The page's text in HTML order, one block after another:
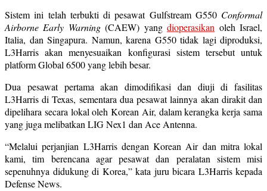
Sistem ini telah terbukti di pesawat Gulfstream G550 Conformal
Airborne Early Warning(CAEW) yangdioperasikan oleh Israel,
Italia, dan Singapura. Namun, karena G550 tidak lagi diproduksi,
L3Harris akan menyesuaikan konfigurasi sistem tersebut untuk
platform Global 6500 yang lebih besar.
Dua pesawat pertama akan dimodifikasi dan diuji di fasilitas
L3Harris di Texas, sementara dua pesawat lainnya akan dirakit dan
dipelihara secara lokal oleh Korean Air, dalam kerangka kerja sama
yang juga melibatkan LIG Nex1 dan Ace Antenna.
“Melalui perjanjian L3Harris dengan Korean Air dan mitra lokal
kami, tim berencana agar pesawat dan peralatan sistem misi
sepenuhnya didukung di Korea,” kata juru bicara L3Harris kepada
Defense News.